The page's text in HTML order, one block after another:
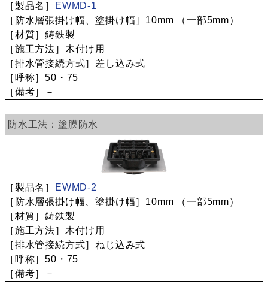
EWMD-1
10mm （一部5mm）
鋳鉄製
木付け用
差し込み式
50・75
－
塗膜防水
EWMD-2
10mm （一部5mm）
鋳鉄製
木付け用
ねじ込み式
50・75
－